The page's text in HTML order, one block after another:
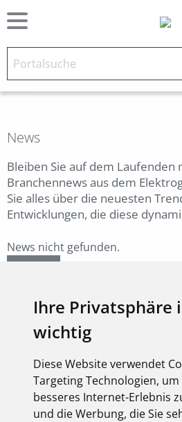
Ihre Privatsphäre
wichtig
Diese Website verwendet
Targeting Technologien,
besseres Internet-Erlebnis
und die Werbung, die Sie
News
Bleiben Sie auf dem Laufenden
Branchennews aus dem
Sie alles über die neuesten
Entwicklungen, die diese
News nicht gefunden.
Shop-Login
und Passwort an: